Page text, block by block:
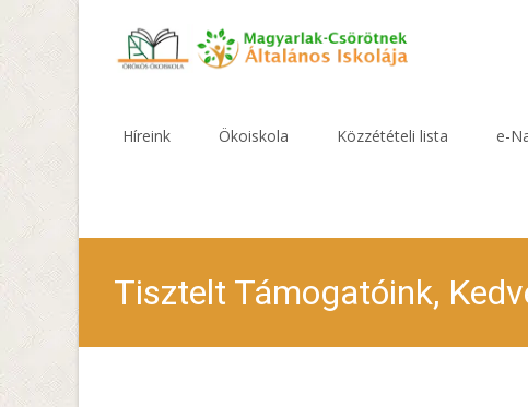
Híreink Ökoiskola Közzétételi lista e-
Tisztelt Támogatóink,